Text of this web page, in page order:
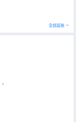
全部設施
。